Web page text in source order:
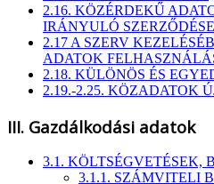
2.16. KÖZÉRDEKŰ
IRÁNYULÓ
2.17 A SZERV
ADATOK
2.18. KÜLÖNÖS ÉS
2.19.-2.25. KÖZADATOK
III. Gazdálkodási adatok
3.1. KÖLTSÉGVETÉSEK,
3.1.1. SZÁMVITELI